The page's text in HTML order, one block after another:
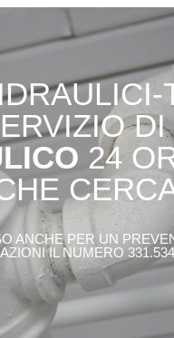
DI
24
ANCHE PER UN
IL NUMERO